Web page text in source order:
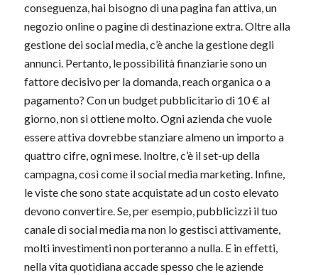
conseguenza, hai bisogno di una pagina fan attiva, un
negozio online o pagine di destinazione extra. Oltre alla
gestione dei social media, c’è anche la gestione degli
annunci. Pertanto, le possibilità finanziarie sono un
fattore decisivo per la domanda, reach organica o a
pagamento? Con un budget pubblicitario di 10 € al
giorno, non si ottiene molto. Ogni azienda che vuole
essere attiva dovrebbe stanziare almeno un importo a
quattro cifre, ogni mese. Inoltre, c’è il set-up della
campagna, così come il social media marketing. Infine,
le viste che sono state acquistate ad un costo elevato
devono convertire. Se, per esempio, pubblicizzi il tuo
canale di social media ma non lo gestisci attivamente,
molti investimenti non porteranno a nulla. E in effetti,
nella vita quotidiana accade spesso che le aziende